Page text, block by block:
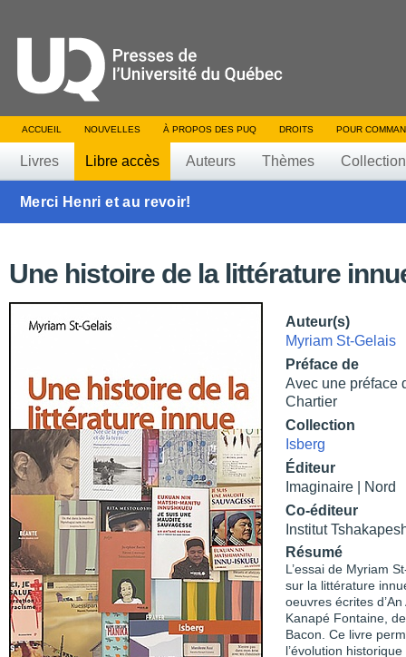
ACCUEIL NOUVELLES À PROPOS DES PUQ DROITS POUR
Livres Libre accès Auteurs Thèmes
Merci Henri et au revoir!
Une histoire de la littérature
Auteur(s)
Myriam St-Gelais
Préface de
Avec une préface
Chartier
Collection
Isberg
Éditeur
Imaginaire | Nord
Co-éditeur
Institut
Résumé
L’essai de Myriam
sur la littérature
oeuvres écrites
Kanapé Fontaine,
Bacon. Ce livre
l’évolution